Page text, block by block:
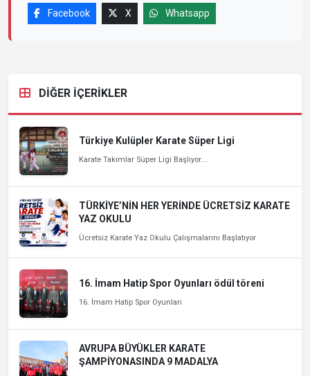
Facebook X Whatsapp
DİĞER İÇERİKLER
Türkiye Kulüpler Karate Süper Ligi
Karate Takımlar Süper Ligi Başlıyor....
TÜRKİYE’NİN HER YERİNDE ÜCRETSİZ KARATE
YAZ OKULU
Ücretsiz Karate Yaz Okulu Çalışmalarını Başlatıyor
16. İmam Hatip Spor Oyunları ödül töreni
16. İmam Hatip Spor Oyunları
AVRUPA BÜYÜKLER KARATE
ŞAMPİYONASINDA 9 MADALYA